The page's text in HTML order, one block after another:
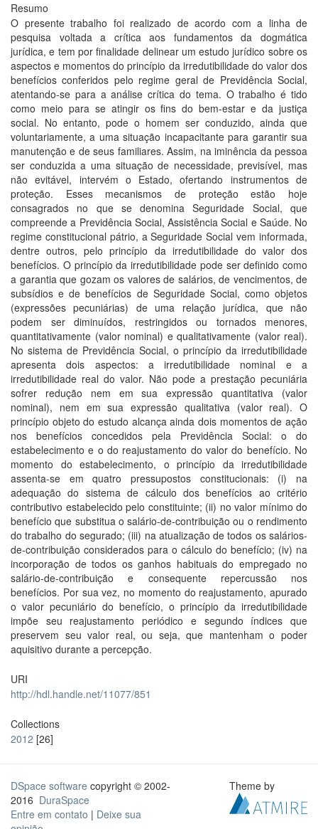
Resumo
O presente trabalho foi realizado de acordo com a linha de
pesquisa voltada a crítica aos fundamentos da dogmática
jurídica, e tem por finalidade delinear um estudo jurídico sobre os
aspectos e momentos do princípio da irredutibilidade do valor dos
benefícios conferidos pelo regime geral de Previdência Social,
atentando-se para a análise crítica do tema. O trabalho é tido
como meio para se atingir os fins do bem-estar e da justiça
social. No entanto, pode o homem ser conduzido, ainda que
voluntariamente, a uma situação incapacitante para garantir sua
manutenção e de seus familiares. Assim, na iminência da pessoa
ser conduzida a uma situação de necessidade, previsível, mas
não evitável, intervém o Estado, ofertando instrumentos de
proteção. Esses mecanismos de proteção estão hoje
consagrados no que se denomina Seguridade Social, que
compreende a Previdência Social, Assistência Social e Saúde. No
regime constitucional pátrio, a Seguridade Social vem informada,
dentre outros, pelo princípio da irredutibilidade do valor dos
benefícios. O princípio da irredutibilidade pode ser definido como
a garantia que gozam os valores de salários, de vencimentos, de
subsídios e de benefícios de Seguridade Social, como objetos
(expressões pecuniárias) de uma relação jurídica, que não
podem ser diminuídos, restringidos ou tornados menores,
quantitativamente (valor nominal) e qualitativamente (valor real).
No sistema de Previdência Social, o princípio da irredutibilidade
apresenta dois aspectos: a irredutibilidade nominal e a
irredutibilidade real do valor. Não pode a prestação pecuniária
sofrer redução nem em sua expressão quantitativa (valor
nominal), nem em sua expressão qualitativa (valor real). O
princípio objeto do estudo alcança ainda dois momentos de ação
nos benefícios concedidos pela Previdência Social: o do
estabelecimento e o do reajustamento do valor do benefício. No
momento do estabelecimento, o princípio da irredutibilidade
assenta-se em quatro pressupostos constitucionais: (i) na
adequação do sistema de cálculo dos benefícios ao critério
contributivo estabelecido pelo constituinte; (ii) no valor mínimo do
benefício que substitua o salário-de-contribuição ou o rendimento
do trabalho do segurado; (iii) na atualização de todos os salários-
de-contribuição considerados para o cálculo do benefício; (iv) na
incorporação de todos os ganhos habituais do empregado no
salário-de-contribuição e consequente repercussão nos
benefícios. Por sua vez, no momento do reajustamento, apurado
o valor pecuniário do benefício, o princípio da irredutibilidade
impõe seu reajustamento periódico e segundo índices que
preservem seu valor real, ou seja, que mantenham o poder
aquisitivo durante a percepção.
URI
http://hdl.handle.net/11077/851
Collections
2012 [26]
DSpace software copyright © 2002-
2016 DuraSpace
Entre em contato | Deixe sua
Theme by